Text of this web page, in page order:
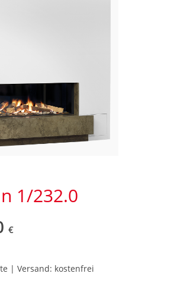
1/232.0
€
| Versand: kostenfrei